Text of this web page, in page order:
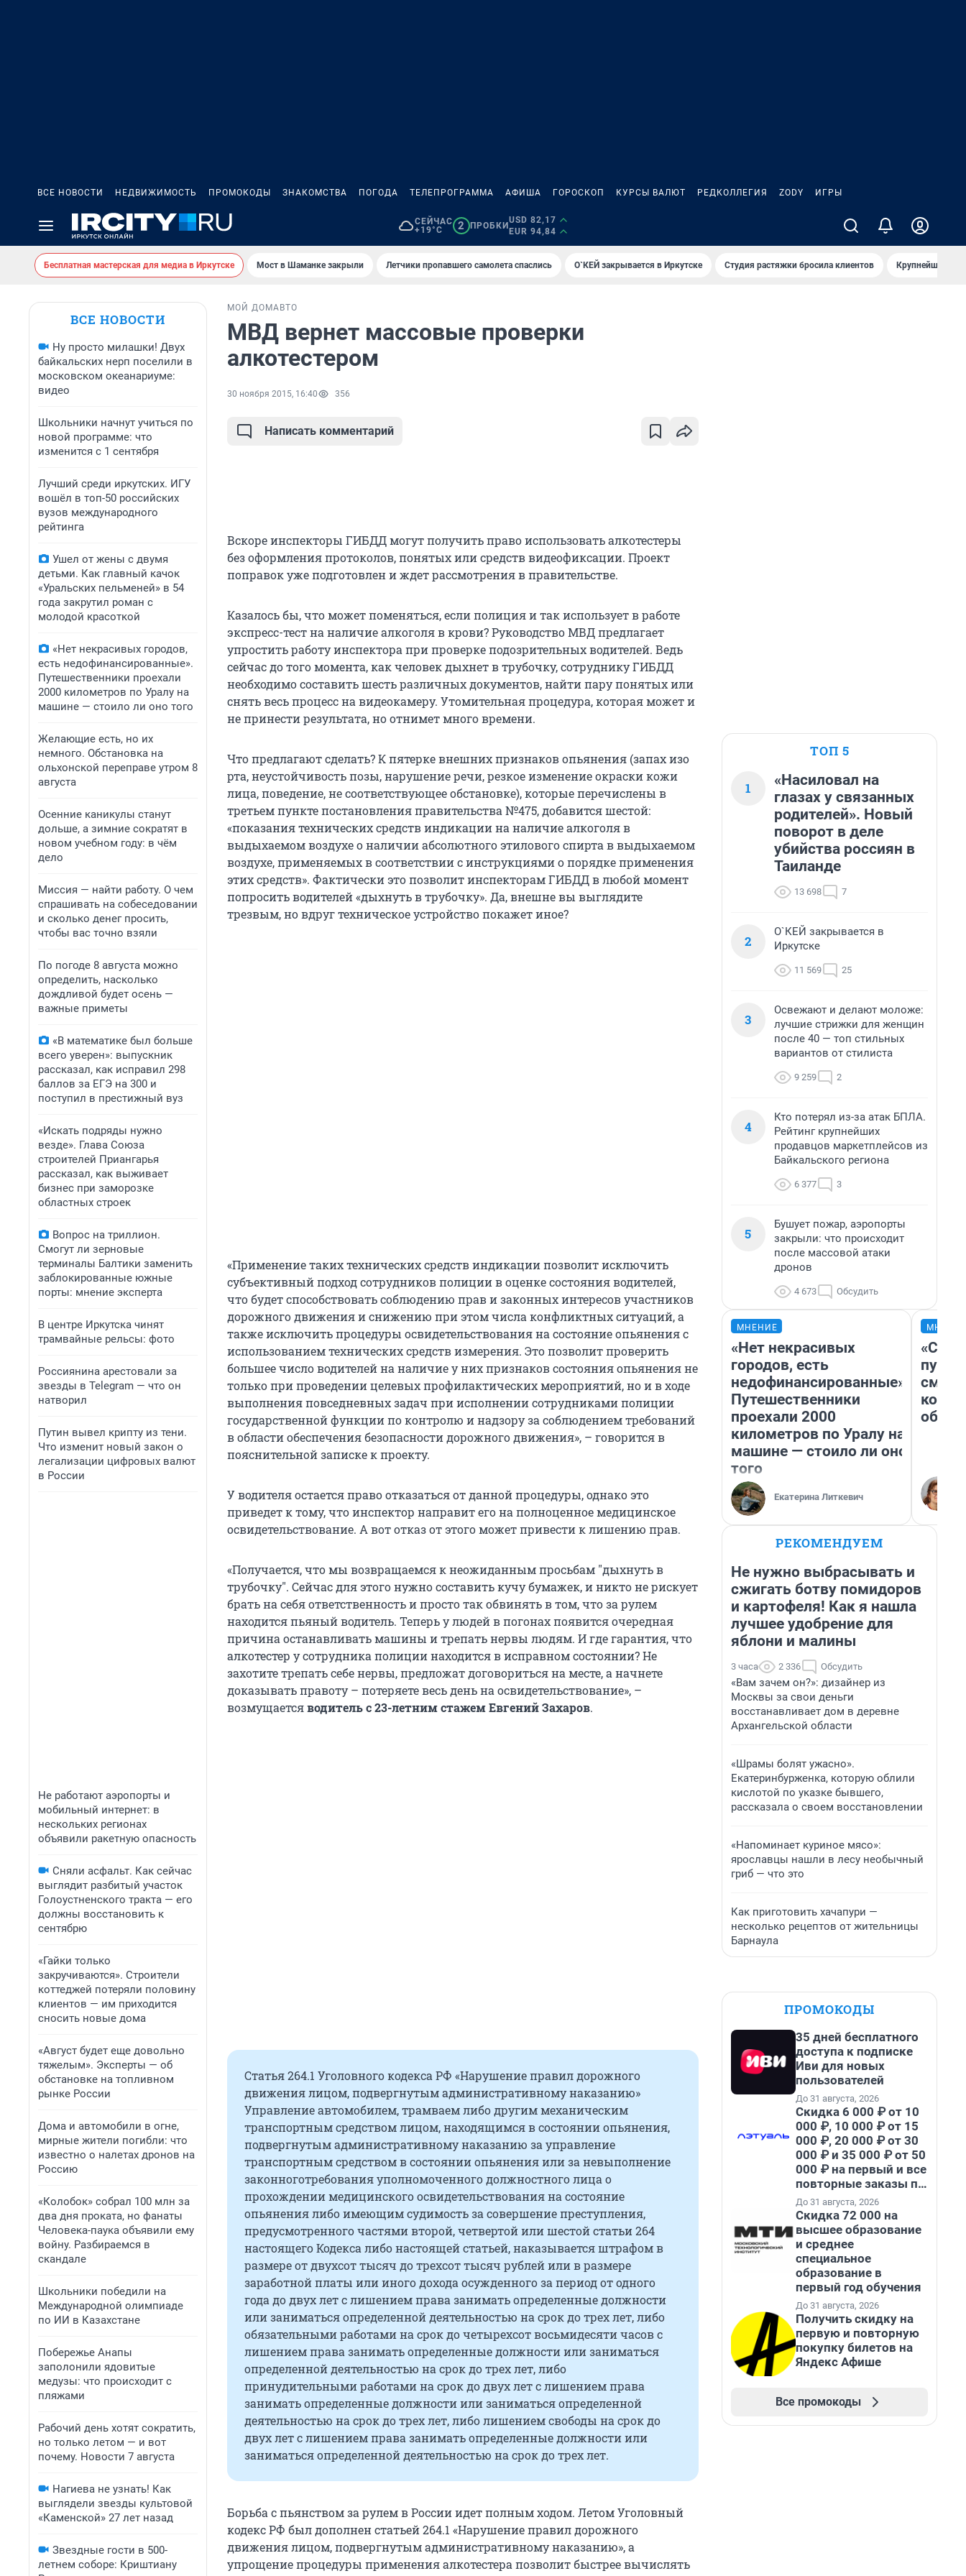
ВСЕ НОВОСТИ НЕДВИЖИМОСТЬ ПРОМОКОДЫ ЗНАКОМСТВА ПОГОДА ТЕЛЕПРОГРАММА АФИША ГОРОСКОП КУРСЫ ВАЛЮТ РЕДКОЛЛЕГИЯ ZODY ИГРЫ
СЕЙЧАС
+19°C
2 ПРОБКИ
USD 82,17
EUR 94,84
Бесплатная мастерская для медиа в Иркутске Мост в Шаманке закрыли Летчики пропавшего самолета спаслись О`КЕЙ закрывается в Иркутске Студия растяжки бросила клиентов Крупнейшие
ВСЕ НОВОСТИ
Ну просто милашки! Двух
байкальских нерп поселили в
московском океанариуме:
видео
Школьники начнут учиться по
новой программе: что
изменится с 1 сентября
Лучший среди иркутских. ИГУ
вошёл в топ-50 российских
вузов международного
рейтинга
Ушел от жены с двумя
детьми. Как главный качок
«Уральских пельменей» в 54
года закрутил роман с
молодой красоткой
«Нет некрасивых городов,
есть недофинансированные».
Путешественники проехали
2000 километров по Уралу на
машине — стоило ли оно того
Желающие есть, но их
немного. Обстановка на
ольхонской переправе утром 8
августа
Осенние каникулы станут
дольше, а зимние сократят в
новом учебном году: в чём
дело
Миссия — найти работу. О чем
спрашивать на собеседовании
и сколько денег просить,
чтобы вас точно взяли
По погоде 8 августа можно
определить, насколько
дождливой будет осень —
важные приметы
«В математике был больше
всего уверен»: выпускник
рассказал, как исправил 298
баллов за ЕГЭ на 300 и
поступил в престижный вуз
«Искать подряды нужно
везде». Глава Союза
строителей Приангарья
рассказал, как выживает
бизнес при заморозке
областных строек
Вопрос на триллион.
Смогут ли зерновые
терминалы Балтики заменить
заблокированные южные
порты: мнение эксперта
В центре Иркутска чинят
трамвайные рельсы: фото
Россиянина арестовали за
звезды в Telegram — что он
натворил
Путин вывел крипту из тени.
Что изменит новый закон о
легализации цифровых валют
в России
Не работают аэропорты и
мобильный интернет: в
нескольких регионах
объявили ракетную опасность
Сняли асфальт. Как сейчас
выглядит разбитый участок
Голоустненского тракта — его
должны восстановить к
сентябрю
«Гайки только
закручиваются». Строители
коттеджей потеряли половину
клиентов — им приходится
сносить новые дома
«Август будет еще довольно
тяжелым». Эксперты — об
обстановке на топливном
рынке России
Дома и автомобили в огне,
мирные жители погибли: что
известно о налетах дронов на
Россию
«Колобок» собрал 100 млн за
два дня проката, но фанаты
Человека-паука объявили ему
войну. Разбираемся в
скандале
Школьники победили на
Международной олимпиаде
по ИИ в Казахстане
Побережье Анапы
заполонили ядовитые
медузы: что происходит с
пляжами
Рабочий день хотят сократить,
но только летом — и вот
почему. Новости 7 августа
Нагиева не узнать! Как
выглядели звезды культовой
«Каменской» 27 лет назад
Звездные гости в 500-
летнем соборе: Криштиану
МОЙ ДОМАВТО
МВД вернет массовые проверки
алкотестером
30 ноября 2015, 16:40 356
Написать комментарий
Вскоре инспекторы ГИБДД могут получить право использовать алкотестеры
без оформления протоколов, понятых или средств видеофиксации. Проект
поправок уже подготовлен и ждет рассмотрения в правительстве.
Казалось бы, что может поменяться, если полиция и так использует в работе
экспресс-тест на наличие алкоголя в крови? Руководство МВД предлагает
упростить работу инспектора при проверке подозрительных водителей. Ведь
сейчас до того момента, как человек дыхнет в трубочку, сотруднику ГИБДД
необходимо составить шесть различных документов, найти пару понятых или
снять весь процесс на видеокамеру. Утомительная процедура, которая может и
не принести результата, но отнимет много времени.
Что предлагают сделать? К пятерке внешних признаков опьянения (запах изо
рта, неустойчивость позы, нарушение речи, резкое изменение окраски кожи
лица, поведение, не соответствующее обстановке), которые перечислены в
третьем пункте постановления правительства №475, добавится шестой:
«показания технических средств индикации на наличие алкоголя в
выдыхаемом воздухе о наличии абсолютного этилового спирта в выдыхаемом
воздухе, применяемых в соответствии с инструкциями о порядке применения
этих средств». Фактически это позволит инспекторам ГИБДД в любой момент
попросить водителей «дыхнуть в трубочку». Да, внешне вы выглядите
трезвым, но вдруг техническое устройство покажет иное?
«Применение таких технических средств индикации позволит исключить
субъективный подход сотрудников полиции в оценке состояния водителей,
что будет способствовать соблюдению прав и законных интересов участников
дорожного движения и снижению при этом числа конфликтных ситуаций, а
также исключить процедуры освидетельствования на состояние опьянения с
использованием технических средств измерения. Это позволит проверить
большее число водителей на наличие у них признаков состояния опьянения не
только при проведении целевых профилактических мероприятий, но и в ходе
выполнения повседневных задач при исполнении сотрудниками полиции
государственной функции по контролю и надзору за соблюдением требований
в области обеспечения безопасности дорожного движения», – говорится в
пояснительной записке к проекту.
У водителя остается право отказаться от данной процедуры, однако это
приведет к тому, что инспектор направит его на полноценное медицинское
освидетельствование. А вот отказ от этого может привести к лишению прав.
«Получается, что мы возвращаемся к неожиданным просьбам "дыхнуть в
трубочку". Сейчас для этого нужно составить кучу бумажек, и никто не рискует
брать на себя ответственность и просто так обвинять в том, что за рулем
находится пьяный водитель. Теперь у людей в погонах появится очередная
причина останавливать машины и трепать нервы людям. И где гарантия, что
алкотестер у сотрудника полиции находится в исправном состоянии? Не
захотите трепать себе нервы, предложат договориться на месте, а начнете
доказывать правоту – потеряете весь день на освидетельствование», –
возмущаетсяводитель с 23-летним стажем Евгений Захаров.
Статья 264.1 Уголовного кодекса РФ «Нарушение правил дорожного
движения лицом, подвергнутым административному наказанию»
Управление автомобилем, трамваем либо другим механическим
транспортным средством лицом, находящимся в состоянии опьянения,
подвергнутым административному наказанию за управление
транспортным средством в состоянии опьянения или за невыполнение
законноготребования уполномоченного должностного лица о
прохождении медицинского освидетельствования на состояние
опьянения либо имеющим судимость за совершение преступления,
предусмотренного частями второй, четвертой или шестой статьи 264
настоящего Кодекса либо настоящей статьей, наказывается штрафом в
размере от двухсот тысяч до трехсот тысяч рублей или в размере
заработной платы или иного дохода осужденного за период от одного
года до двух лет с лишением права занимать определенные должности
или заниматься определенной деятельностью на срок до трех лет, либо
обязательными работами на срок до четырехсот восьмидесяти часов с
лишением права занимать определенные должности или заниматься
определенной деятельностью на срок до трех лет, либо
принудительными работами на срок до двух лет с лишением права
занимать определенные должности или заниматься определенной
деятельностью на срок до трех лет, либо лишением свободы на срок до
двух лет с лишением права занимать определенные должности или
заниматься определенной деятельностью на срок до трех лет.
Борьба с пьянством за рулем в России идет полным ходом. Летом Уголовный
кодекс РФ был дополнен статьей 264.1 «Нарушение правил дорожного
движения лицом, подвергнутым административному наказанию», а
упрощение процедуры применения алкотестера позволит быстрее вычислять
ТОП 5
1
«Насиловал на
глазах у связанных
родителей». Новый
поворот в деле
убийства россиян в
Таиланде
13 698 7
2
О`КЕЙ закрывается в
Иркутске
11 569 25
3
Освежают и делают моложе:
лучшие стрижки для женщин
после 40 — топ стильных
вариантов от стилиста
9 259 2
4
Кто потерял из-за атак БПЛА.
Рейтинг крупнейших
продавцов маркетплейсов из
Байкальского региона
6 377 3
5
Бушует пожар, аэропорты
закрыли: что происходит
после массовой атаки
дронов
4 673 Обсудить
МНЕНИЕ
«Нет некрасивых
городов, есть
недофинансированные».
Путешественники
проехали 2000
километров по Уралу на
машине — стоило ли оно
того
Екатерина Литкевич
РЕКОМЕНДУЕМ
Не нужно выбрасывать и
сжигать ботву помидоров
и картофеля! Как я нашла
лучшее удобрение для
яблони и малины
3 часа 2 336 Обсудить
«Вам зачем он?»: дизайнер из
Москвы за свои деньги
восстанавливает дом в деревне
Архангельской области
«Шрамы болят ужасно».
Екатеринбурженка, которую облили
кислотой по указке бывшего,
рассказала о своем восстановлении
«Напоминает куриное мясо»:
ярославцы нашли в лесу необычный
гриб — что это
Как приготовить хачапури —
несколько рецептов от жительницы
Барнаула
ПРОМОКОДЫ
35 дней бесплатного
доступа к подписке
Иви для новых
пользователей
До 31 августа, 2026
Скидка 6 000 ₽ от 10
000 ₽, 10 000 ₽ от 15
000 ₽, 20 000 ₽ от 30
000 ₽ и 35 000 ₽ от 50
000 ₽ на первый и все
повторные заказы по
промокоду НАБЕРИ
До 31 августа, 2026
Скидка 72 000 на
высшее образование
и среднее
специальное
образование в
первый год обучения
До 31 августа, 2026
Получить скидку на
первую и повторную
покупку билетов на
Яндекс Афише
Все промокоды